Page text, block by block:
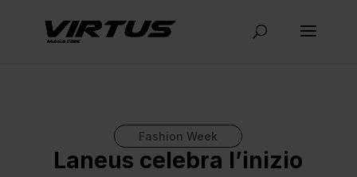
Fashion Week
Laneus celebra l’inizio